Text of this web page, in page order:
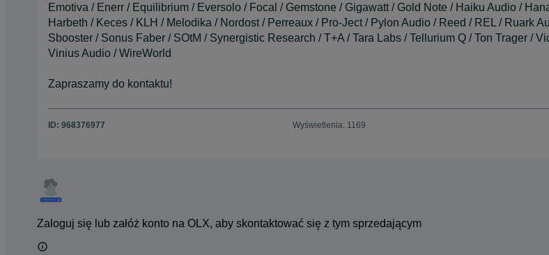
Emotiva / Enerr / Equilibrium / Eversolo / Focal / Gemstone / Gigawatt / Gold Note / Haiku Audio /
Harbeth / Keces / KLH / Melodika / Nordost / Perreaux / Pro-Ject / Pylon Audio / Reed / REL / Ruark
Sbooster / Sonus Faber / SOtM / Synergistic Research / T+A / Tara Labs / Tellurium Q / Ton Trager /
Vinius Audio / WireWorld
Zapraszamy do kontaktu!
ID: 968376977 Wyświetlenia: 1169
Zaloguj się lub załóż konto na OLX, aby skontaktować się z tym sprzedającym